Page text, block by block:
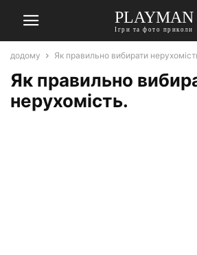
PLAYMAN
Ігри та фото приколи
додому Як правильно вибирати
Як правильно
нерухомість.